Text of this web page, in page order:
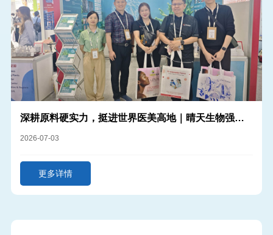
深耕原料硬实力，挺进世界医美高地｜晴天生物强势
登陆韩国IN-COSMETICS 2026
2026-07-03
更多详情